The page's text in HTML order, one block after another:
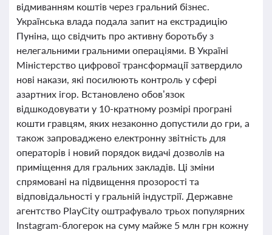
відмиванням коштів через гральний бізнес.
Українська влада подала запит на екстрадицію
Пуніна, що свідчить про активну боротьбу з
нелегальними гральними операціями. В Україні
Міністерство цифрової трансформації затвердило
нові накази, які посилюють контроль у сфері
азартних ігор. Встановлено обов’язок
відшкодовувати у 10-кратному розмірі програні
кошти гравцям, яких незаконно допустили до гри, а
також запроваджено електронну звітність для
операторів і новий порядок видачі дозволів на
приміщення для гральних закладів. Ці зміни
спрямовані на підвищення прозорості та
відповідальності у гральній індустрії. Державне
агентство PlayCity оштрафувало трьох популярних
Instagram-блогерок на суму майже 5 млн грн кожну